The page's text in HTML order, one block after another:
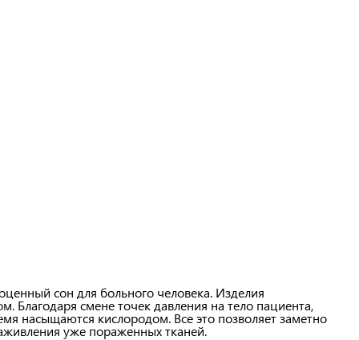
сон для больного человека. Изделия
Благодаря смене точек давления на тело пациента,
насыщаются кислородом. Все это позволяет заметно
уже пораженных тканей.